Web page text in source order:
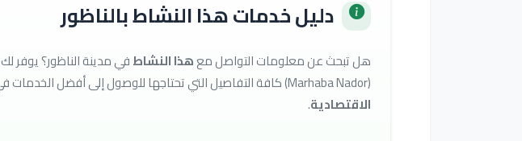
دليل خدمات هذا النشاط بالناظور
هل تبحث عن معلومات التواصل معهذا النشاطفي مدينة الناظور؟ يوفر لك
(Marhaba Nador) كافة التفاصيل التي تحتاجها للوصول إلى أفضل الخدمات في تصنيف
الاقتصادية.